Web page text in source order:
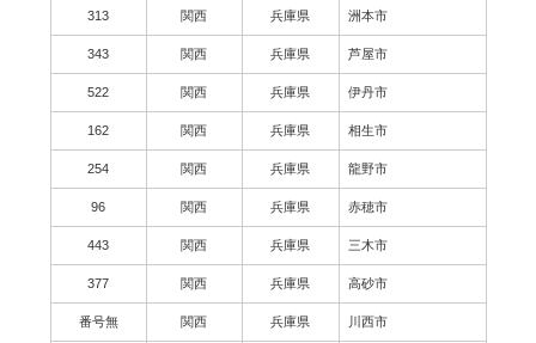
313 関西 兵庫県 洲本市
343 関西 兵庫県 芦屋市
522 関西 兵庫県 伊丹市
162 関西 兵庫県 相生市
254 関西 兵庫県 龍野市
96 関西 兵庫県 赤穂市
443 関西 兵庫県 三木市
377 関西 兵庫県 高砂市
番号無 関西 兵庫県 川西市